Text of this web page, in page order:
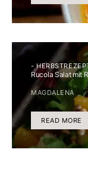
-
Rucola Salat mit
MAGDALENA
READ MORE